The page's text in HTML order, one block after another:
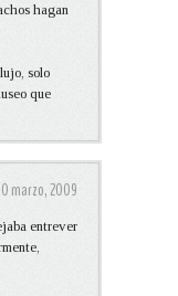
hagan
solo
que
marzo, 2009
entrever